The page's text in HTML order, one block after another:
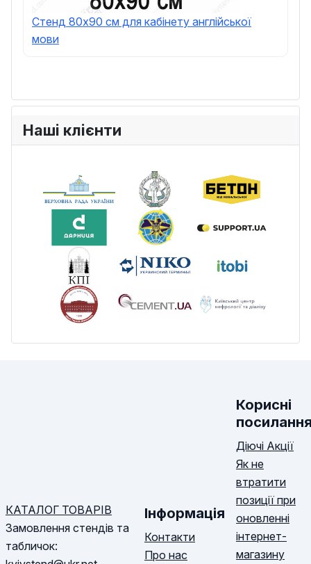
Стенд 80х90 см для кабінету англійської
мови
Наші клієнти
КАТАЛОГ ТОВАРІВ
Замовлення стендів та
табличок:
Інформація
Контакти
Про нас
Корисні
Діючі Акції
Як не
втратити
позиції при
оновленні
інтернет-
магазину